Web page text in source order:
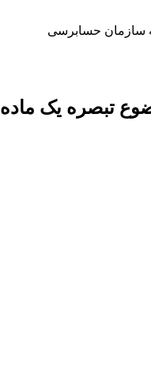
بوسیله سازمان حسابرسی